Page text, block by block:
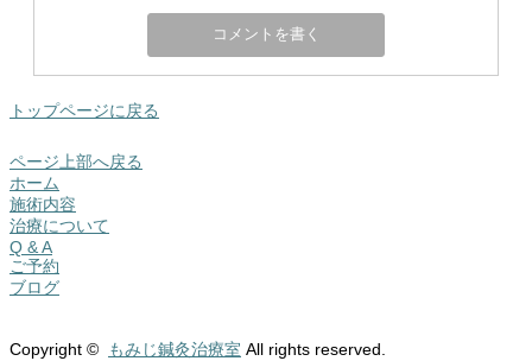
トップページに戻る
ページ上部へ戻る
ホーム
施術内容
治療について
Q & A
ご予約
ブログ
Copyright © もみじ鍼灸治療室 All rights reserved.